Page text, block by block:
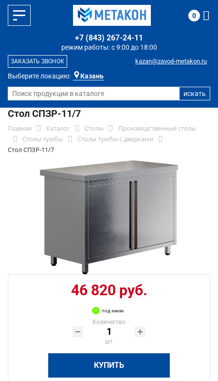
Выберите локацию: Казань
режим работы: с 9:00 до 18:00
+7 (843) 267-24-11
kazan@zavod-metakon.ru
ЗАКАЗАТЬ ЗВОНОК
0
Стол СПЗР-11/7
Главная Каталог Столы
Производственные столы
Столы тумбы
Столы тумбы с дверками
Стол СПЗР-11/7
46 820 руб.
под заказ
Количество
шт
КУПИТЬ